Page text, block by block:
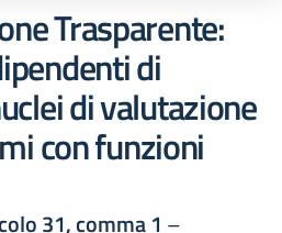
Trasparente:
di
di valutazione
con funzioni
31, comma 1 –